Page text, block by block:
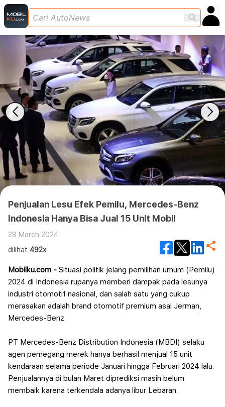
Penjualan Lesu Efek Pemilu, Mercedes-Benz
Indonesia Hanya Bisa Jual 15 Unit Mobil
28 March 2024
dilihat 492x
Mobilku.com - Situasi politik jelang pemilihan umum (Pemilu)
2024 di Indonesia rupanya memberi dampak pada lesunya
industri otomotif nasional, dan salah satu yang cukup
merasakan adalah brand otomotif premium asal Jerman,
Mercedes-Benz.
PT Mercedes-Benz Distribution Indonesia (MBDI) selaku
agen pemegang merek hanya berhasil menjual 15 unit
kendaraan selama periode Januari hingga Februari 2024 lalu.
Penjualannya di bulan Maret diprediksi masih belum
membaik karena terkendala adanya libur Lebaran.